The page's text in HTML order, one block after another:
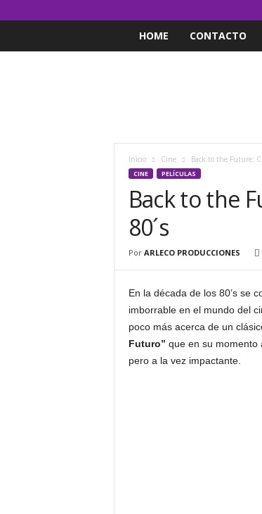
HOME CONTACTO
Inicio Cine Back to the Future:
CINE PELÍCULAS
Back to the
80´s
Por ARLECO PRODUCCIONES
En la década de los 80’s se
imborrable en el mundo del
poco más acerca de un
Futuro” que en su momento
pero a la vez impactante.